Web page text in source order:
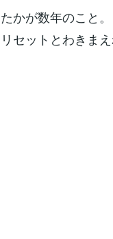
たかが数年のこと。
リセットとわきま